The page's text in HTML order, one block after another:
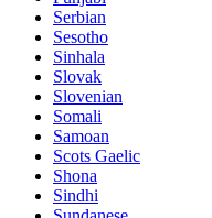
Serbian
Sesotho
Sinhala
Slovak
Slovenian
Somali
Samoan
Scots Gaelic
Shona
Sindhi